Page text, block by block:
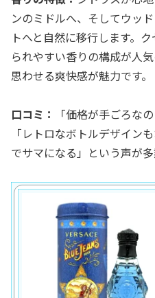
ンのミドルへ、そしてウッ
トへと自然に移行します。
られやすい香りの構成が人
思わせる爽快感が魅力です。
口コミ：
「価格が手ごろな
「レトロなボトルデザイン
でサマになる」という声が多